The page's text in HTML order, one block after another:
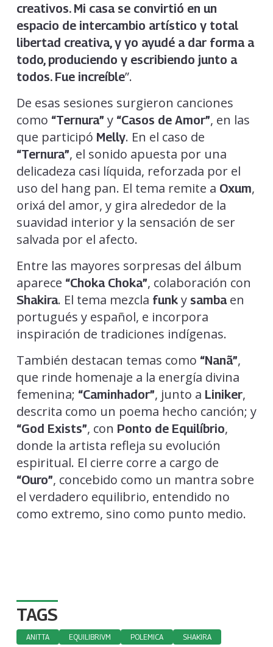
creativos. Mi casa se convirtió en un
espacio de intercambio artístico y total
libertad creativa, y yo ayudé a dar forma a
todo, produciendo y escribiendo junto a
todos. Fue increíble”.
De esas sesiones surgieron canciones
como “Ternura” y “Casos de Amor”, en las
que participó Melly. En el caso de
“Ternura”, el sonido apuesta por una
delicadeza casi líquida, reforzada por el
uso del hang pan. El tema remite a Oxum,
orixá del amor, y gira alrededor de la
suavidad interior y la sensación de ser
salvada por el afecto.
Entre las mayores sorpresas del álbum
aparece “Choka Choka”, colaboración con
Shakira. El tema mezcla funky sambaen
portugués y español, e incorpora
inspiración de tradiciones indígenas.
También destacan temas como “Nanã”,
que rinde homenaje a la energía divina
femenina; “Caminhador”, junto a Liniker,
descrita como un poema hecho canción; y
“God Exists”, con Ponto de Equilíbrio,
donde la artista refleja su evolución
espiritual. El cierre corre a cargo de
“Ouro”, concebido como un mantra sobre
el verdadero equilibrio, entendido no
como extremo, sino como punto medio.
TAGS
ANITTA EQUILIBRIVM POLEMICA SHAKIRA